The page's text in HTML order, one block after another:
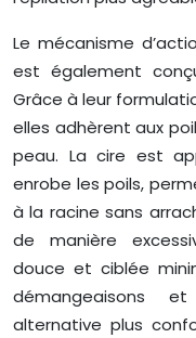
Le mécanisme
est également
Grâce à leur
elles adhèrent aux
peau. La cire est
enrobe les poils,
à la racine sans
de manière
douce et ciblée
démangeaisons
alternative plus